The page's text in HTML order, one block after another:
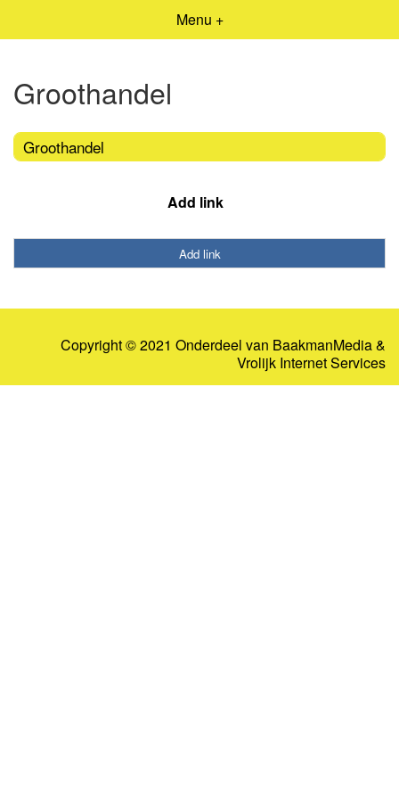
Menu +
Groothandel
Groothandel
Add link
Add link
Copyright © 2021 Onderdeel van BaakmanMedia&
Vrolijk Internet Services